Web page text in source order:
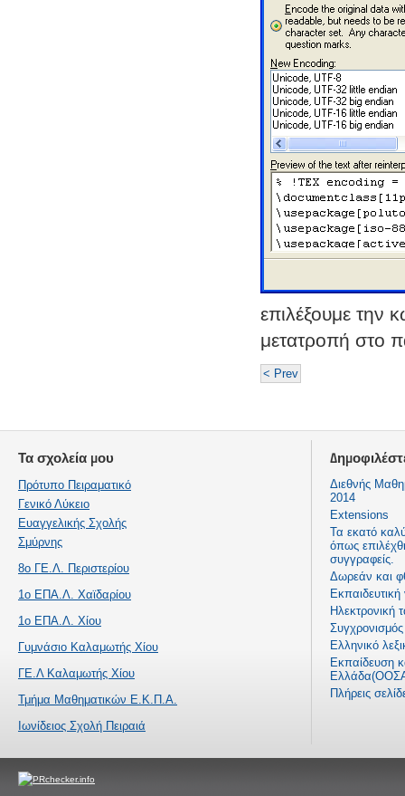
επιλέξουμε την
μετατροπή στο
< Prev
Τα σχολεία μου
Πρότυπο Πειραματικό
Γενικό Λύκειο
Ευαγγελικής Σχολής
Σμύρνης
8ο ΓΕ.Λ. Περιστερίου
1ο ΕΠΑ.Λ. Χαϊδαρίου
1ο ΕΠΑ.Λ. Χίου
Γυμνάσιο Καλαμωτής Χίου
ΓΕ.Λ Καλαμωτής Χίου
Τμήμα Μαθηματικών Ε.Κ.Π.Α.
Ιωνίδειος Σχολή Πειραιά
Διεθνής
2014
Extensions
Τα εκατό
όπως
συγγραφείς.
Δωρεάν και
Ηλεκτρονική
Ελληνικό
Εκπαίδευση
Πλήρεις